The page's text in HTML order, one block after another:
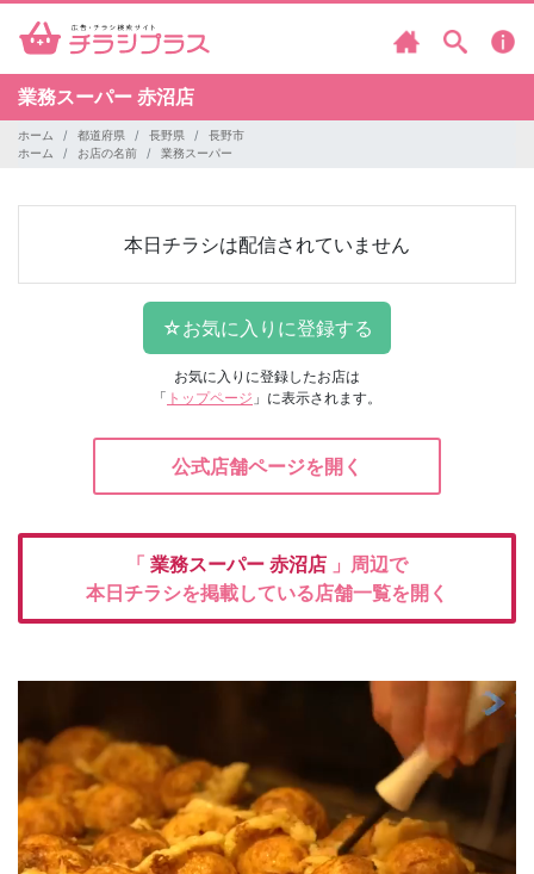
業務スーパー 赤沼店
ホーム 都道府県 長野県
長野市
ホーム
お店の名前 業務スーパー
本日チラシは配信されていません
お気に入りに登録したお店は
「 トップページ 」に表示されます。
公式店舗ページを開く
「 業務スーパー 赤沼店 」周辺で
本日チラシを掲載している店舗一覧を開く